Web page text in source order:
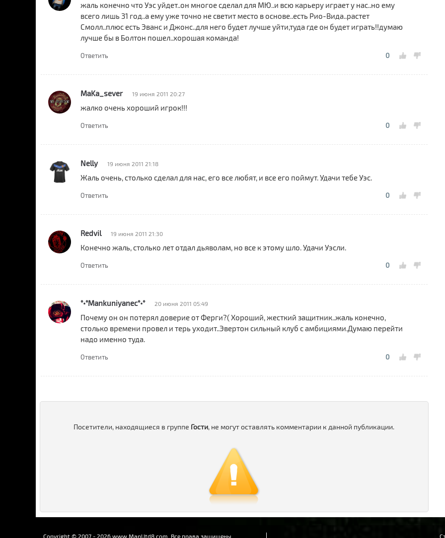
жаль конечно что Уэс уйдет..он многое сделал для МЮ..и всю карьеру играет у нас..но ему
всего лишь 31 год..а ему уже точно не светит место в основе..есть Рио-Вида..растет
Смолл..плюс есть Эванс и Джонс..для него будет лучше уйти,туда где он будет играть!!думаю
лучше бы в Болтон пошел..хорошая команда!
Ответить 0
MaKa_sever 19 июня 2011 20:27
жалко очень хороший игрок!!!
Ответить 0
Nelly 19 июня 2011 21:18
Жаль очень, столько сделал для нас, его все любят, и все его поймут. Удачи тебе Уэс.
Ответить 0
Redvil 19 июня 2011 21:30
Конечно жаль, столько лет отдал дьяволам, но все к этому шло. Удачи Уэсли.
Ответить 0
°•°Mankuniyanec°•° 20 июня 2011 05:49
Почему он он потерял доверие от Ферги?( Хороший, жесткий защитник..жаль конечно,
столько времени провел и терь уходит..Эвертон сильный клуб с амбициями.Думаю перейти
надо именно туда.
Ответить 0
Посетители, находящиеся в группе Гости, не могут оставлять комментарии к данной публикации.
Copyright © 2007 - 2026 www.ManUtd8.com. Все права защищены.